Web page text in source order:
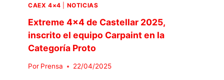
T
G
O
R
A
L
A
,
E
CAEX 4×4 NOTICIAS
Extreme 4×4 de Castellar 2025,
inscrito el equipo Carpaint en la
Categoría Proto
Por Prensa 22/04/2025